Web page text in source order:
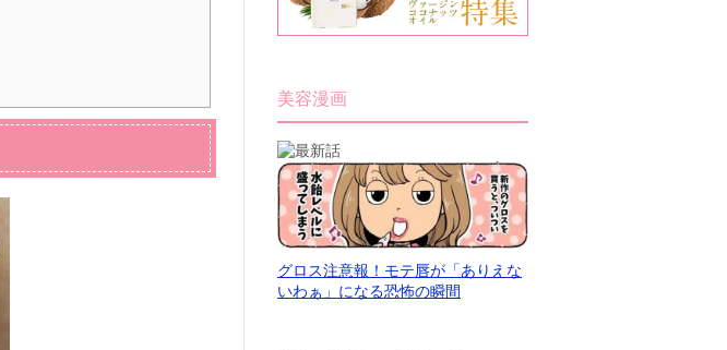
美容漫画
グロス注意報！モテ唇が「ありえな
いわぁ」になる恐怖の瞬間